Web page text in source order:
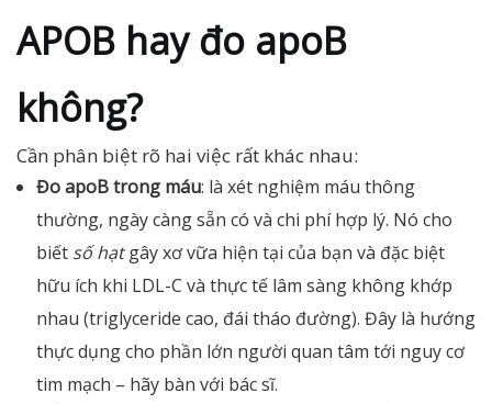
APOB hay đo apoB
không?
Cần phân biệt rõ hai việc rất khác nhau:
Đo apoB trong máu: là xét nghiệm máu thông
thường, ngày càng sẵn có và chi phí hợp lý. Nó cho
biết số hạtgây xơ vữa hiện tại của bạn và đặc biệt
hữu ích khi LDL-C và thực tế lâm sàng không khớp
nhau (triglyceride cao, đái tháo đường). Đây là hướng
thực dụng cho phần lớn người quan tâm tới nguy cơ
tim mạch – hãy bàn với bác sĩ.